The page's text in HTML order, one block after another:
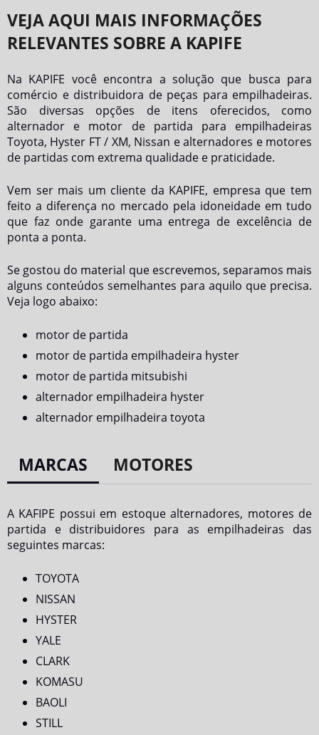
VEJA AQUI MAIS INFORMAÇÕES
RELEVANTES SOBRE A KAPIFE
Na KAPIFE você encontra a solução que busca para
comércio e distribuidora de peças para empilhadeiras.
São diversas opções de itens oferecidos, como
alternador e motor de partida para empilhadeiras
Toyota, Hyster FT / XM, Nissan e alternadores e motores
de partidas com extrema qualidade e praticidade.
Vem ser mais um cliente da KAPIFE, empresa que tem
feito a diferença no mercado pela idoneidade em tudo
que faz onde garante uma entrega de excelência de
ponta a ponta.
Se gostou do material que escrevemos, separamos mais
alguns conteúdos semelhantes para aquilo que precisa.
Veja logo abaixo:
motor de partida
motor de partida empilhadeira hyster
motor de partida mitsubishi
alternador empilhadeira hyster
alternador empilhadeira toyota
MARCAS MOTORES
A KAFIPE possui em estoque alternadores, motores de
partida e distribuidores para as empilhadeiras das
seguintes marcas:
TOYOTA
NISSAN
HYSTER
YALE
CLARK
KOMASU
BAOLI
STILL